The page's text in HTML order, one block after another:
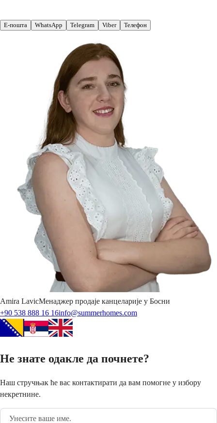
Е-пошта WhatsApp Telegram Viber Телефон
Amira LavicМенаджер продаје канцеларије у Босни
+90 538 888 16 16info@summerhomes.com
Не знате одакле да почнете?
Наш стручњак ће вас контактирати да вам помогне у избору
некретнине.